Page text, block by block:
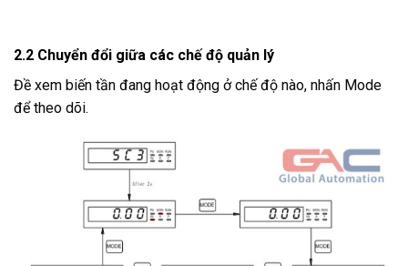
2.2 Chuyển đổi giữa các chế độ quản lý
Đề xem biến tần đang hoạt động ở chế độ nào, nhấn Mode
để theo dõi.